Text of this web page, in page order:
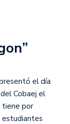
el día
Cobaej el
tiene por